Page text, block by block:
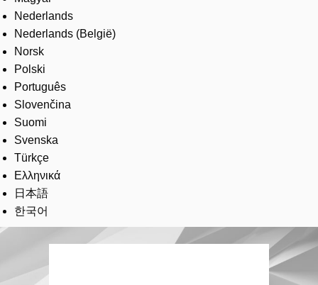
Nederlands
Nederlands (België)
Norsk
Polski
Português
Slovenčina
Suomi
Svenska
Türkçe
Ελληνικά
日本語
한국어